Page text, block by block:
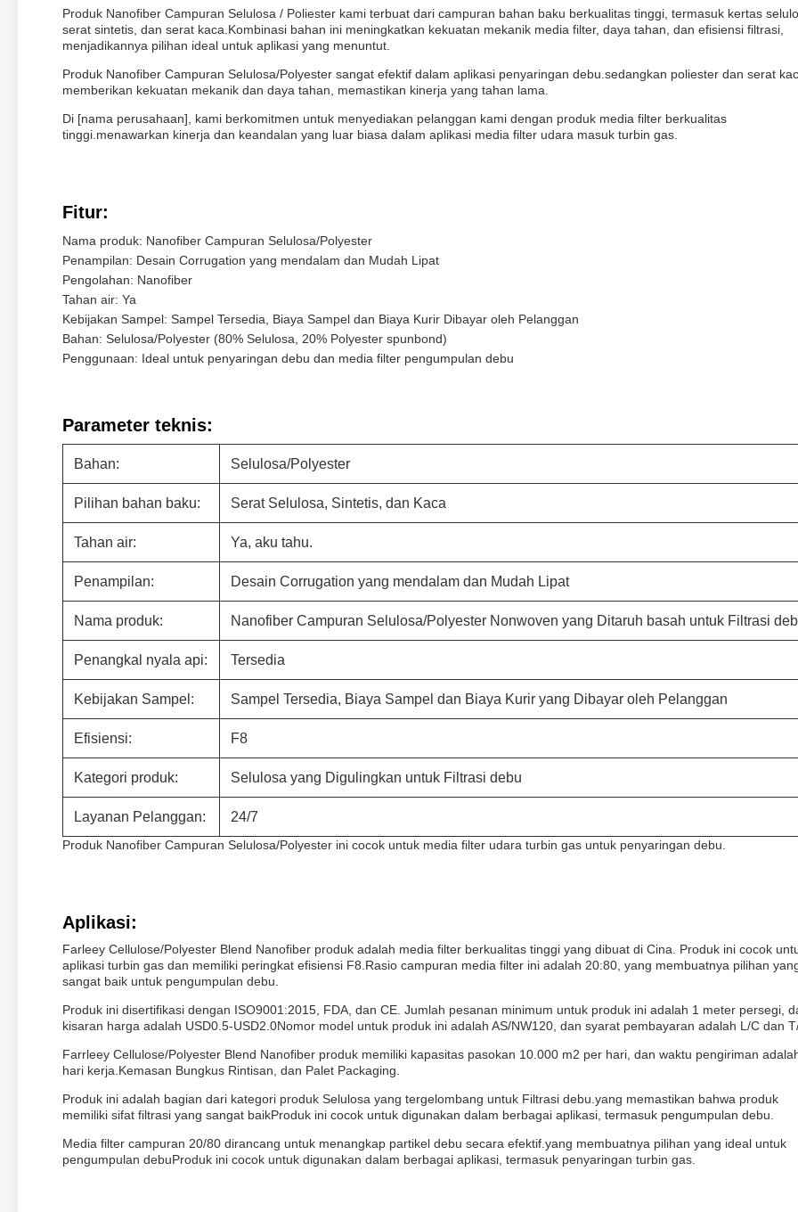
Produk Nanofiber Campuran Selulosa / Poliester kami terbuat dari campuran bahan baku berkualitas tinggi, termasuk kertas
serat sintetis, dan serat kaca.Kombinasi bahan ini meningkatkan kekuatan mekanik media filter, daya tahan, dan efisiensi filtrasi,
menjadikannya pilihan ideal untuk aplikasi yang menuntut.
Produk Nanofiber Campuran Selulosa/Polyester sangat efektif dalam aplikasi penyaringan debu.sedangkan poliester dan serat
memberikan kekuatan mekanik dan daya tahan, memastikan kinerja yang tahan lama.
Di [nama perusahaan], kami berkomitmen untuk menyediakan pelanggan kami dengan produk media filter berkualitas
tinggi.menawarkan kinerja dan keandalan yang luar biasa dalam aplikasi media filter udara masuk turbin gas.
Fitur:
Nama produk: Nanofiber Campuran Selulosa/Polyester
Penampilan: Desain Corrugation yang mendalam dan Mudah Lipat
Pengolahan: Nanofiber
Tahan air: Ya
Kebijakan Sampel: Sampel Tersedia, Biaya Sampel dan Biaya Kurir Dibayar oleh Pelanggan
Bahan: Selulosa/Polyester (80% Selulosa, 20% Polyester spunbond)
Penggunaan: Ideal untuk penyaringan debu dan media filter pengumpulan debu
Parameter teknis:
Bahan: Selulosa/Polyester
Pilihan bahan baku: Serat Selulosa, Sintetis, dan Kaca
Tahan air: Ya, aku tahu.
Penampilan: Desain Corrugation yang mendalam dan Mudah Lipat
Nama produk: Nanofiber Campuran Selulosa/Polyester Nonwoven yang Ditaruh basah untuk Filtrasi
Penangkal nyala api: Tersedia
Kebijakan Sampel: Sampel Tersedia, Biaya Sampel dan Biaya Kurir yang Dibayar oleh Pelanggan
Efisiensi: F8
Kategori produk: Selulosa yang Digulingkan untuk Filtrasi debu
Layanan Pelanggan: 24/7
Produk Nanofiber Campuran Selulosa/Polyester ini cocok untuk media filter udara turbin gas untuk penyaringan debu.
Aplikasi:
Farleey Cellulose/Polyester Blend Nanofiber produk adalah media filter berkualitas tinggi yang dibuat di Cina. Produk ini cocok
aplikasi turbin gas dan memiliki peringkat efisiensi F8.Rasio campuran media filter ini adalah 20:80, yang membuatnya pilihan
sangat baik untuk pengumpulan debu.
Produk ini disertifikasi dengan ISO9001:2015, FDA, dan CE. Jumlah pesanan minimum untuk produk ini adalah 1 meter persegi,
kisaran harga adalah USD0.5-USD2.0Nomor model untuk produk ini adalah AS/NW120, dan syarat pembayaran adalah L/C dan
Farrleey Cellulose/Polyester Blend Nanofiber produk memiliki kapasitas pasokan 10.000 m2 per hari, dan waktu pengiriman
hari kerja.Kemasan Bungkus Rintisan, dan Palet Packaging.
Produk ini adalah bagian dari kategori produk Selulosa yang tergelombang untuk Filtrasi debu.yang memastikan bahwa produk
memiliki sifat filtrasi yang sangat baikProduk ini cocok untuk digunakan dalam berbagai aplikasi, termasuk pengumpulan debu.
Media filter campuran 20/80 dirancang untuk menangkap partikel debu secara efektif.yang membuatnya pilihan yang ideal untuk
pengumpulan debuProduk ini cocok untuk digunakan dalam berbagai aplikasi, termasuk penyaringan turbin gas.